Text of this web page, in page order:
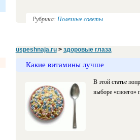
Рубрика: Полезные советы
uspeshnaja.ru> здоровые глаза
Какие витамины лучше
В этой статье
выборе «своего»